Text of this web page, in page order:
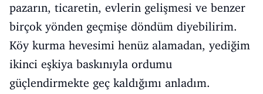
pazarın, ticaretin, evlerin gelişmesi ve benzer
birçok yönden geçmişe döndüm diyebilirim.
Köy kurma hevesimi henüz alamadan, yediğim
ikinci eşkiya baskınıyla ordumu
güçlendirmekte geç kaldığımı anladım.